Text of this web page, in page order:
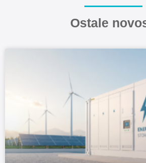
Ostale